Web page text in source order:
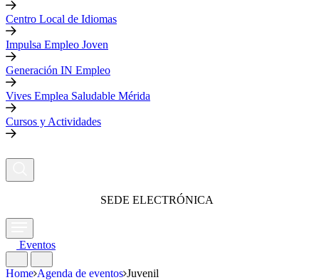
Centro Local de Idiomas
Impulsa Empleo Joven
Generación IN Empleo
Vives Emplea Saludable Mérida
Cursos y Actividades
SEDE ELECTRÓNICA
Eventos
Home Agenda de eventos Juvenil